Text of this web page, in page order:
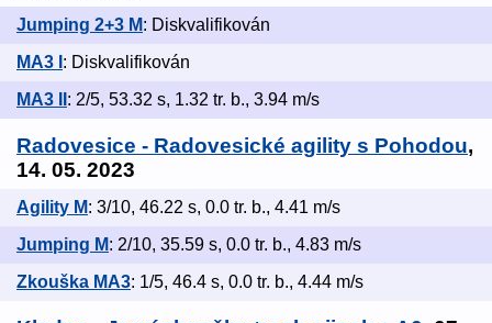
Jumping 2+3 M: Diskvalifikován
MA3 I : Diskvalifikován
MA3 II : 2/5, 53.32 s, 1.32 tr. b., 3.94 m/s
Radovesice - Radovesické agility s Pohodou,
14. 05. 2023
Agility M: 3/10, 46.22 s, 0.0 tr. b., 4.41 m/s
Jumping M: 2/10, 35.59 s, 0.0 tr. b., 4.83 m/s
Zkouška MA3: 1/5, 46.4 s, 0.0 tr. b., 4.44 m/s